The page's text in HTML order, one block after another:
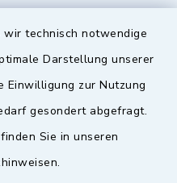
technisch notwendige
Darstellung unserer
Einwilligung zur Nutzung
gesondert abgefragt.
Sie in unseren